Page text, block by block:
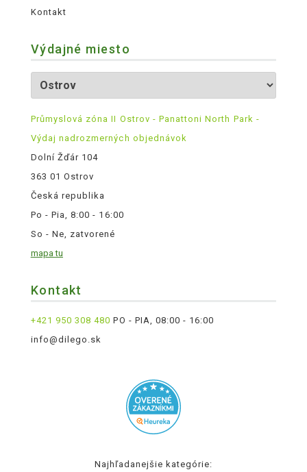
Kontakt
Výdajné miesto
Průmyslová zóna II Ostrov - Panattoni North Park -
Výdaj nadrozmerných objednávok
Dolní Žďár 104
363 01 Ostrov
Česká republika
Po - Pia, 8:00 - 16:00
So - Ne, zatvorené
mapa tu
Kontakt
+421 950 308 480 PO - PIA, 08:00 - 16:00
info@dilego.sk
Najhľadanejšie kategórie: